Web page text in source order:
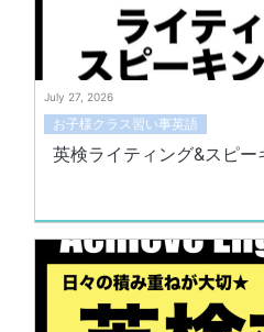
July 27, 2026
お子様クラス習い事英語
英検ライティング&スピー